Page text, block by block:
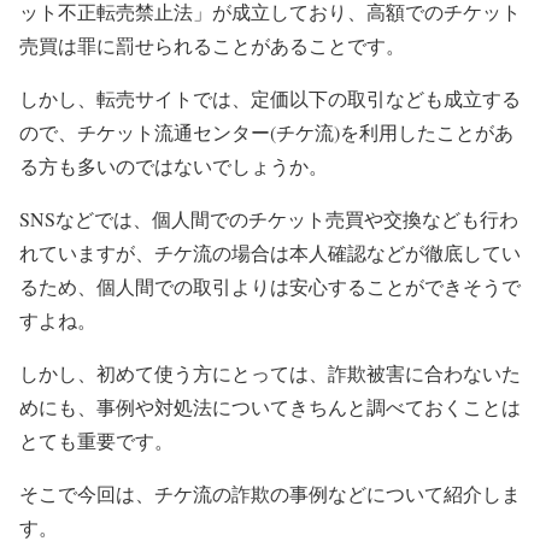
ット不正転売禁止法」が成立しており、高額でのチケット
売買は罪に罰せられることがあることです。
しかし、転売サイトでは、定価以下の取引なども成立する
ので、チケット流通センター(チケ流)を利用したことがあ
る方も多いのではないでしょうか。
SNSなどでは、個人間でのチケット売買や交換なども行わ
れていますが、チケ流の場合は本人確認などが徹底してい
るため、個人間での取引よりは安心することができそうで
すよね。
しかし、初めて使う方にとっては、詐欺被害に合わないた
めにも、事例や対処法についてきちんと調べておくことは
とても重要です。
そこで今回は、チケ流の詐欺の事例などについて紹介しま
す。